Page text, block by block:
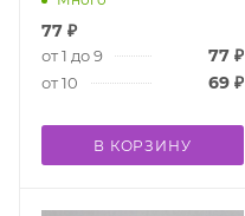
77 ₽
от 1 до 9 77₽
от 10 69₽
В КОРЗИНУ